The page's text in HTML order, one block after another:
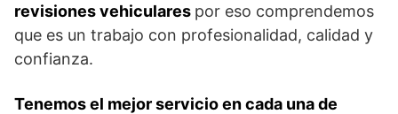
revisiones vehiculares por eso comprendemos
que es un trabajo con profesionalidad, calidad y
confianza.
Tenemos el mejor servicio en cada una de